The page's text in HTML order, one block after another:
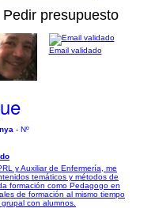
Pedir presupuesto
- Nº
Email validado
y Auxiliar de Enfermería, me
temáticos y métodos de
formación como Pedagogo en
de formación al mismo tiempo
con alumnos.